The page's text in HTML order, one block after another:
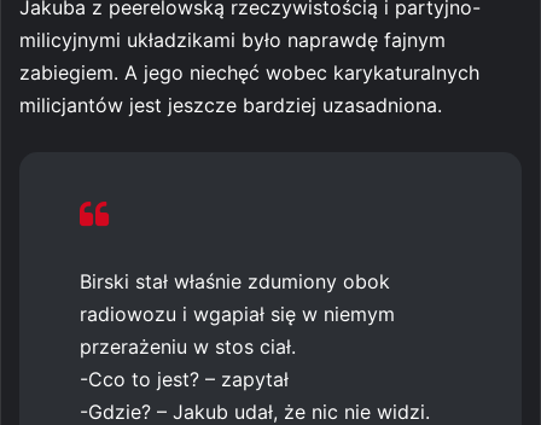
Jakuba z peerelowską rzeczywistością i partyjno-
milicyjnymi układzikami było naprawdę fajnym
zabiegiem. A jego niechęć wobec karykaturalnych
milicjantów jest jeszcze bardziej uzasadniona.
Birski stał właśnie zdumiony obok
radiowozu i wgapiał się w niemym
przerażeniu w stos ciał.
-Cco to jest? – zapytał
-Gdzie? – Jakub udał, że nic nie widzi.